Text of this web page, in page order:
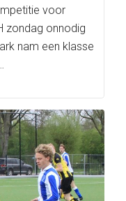
voor
zondag onnodig
nam een klasse